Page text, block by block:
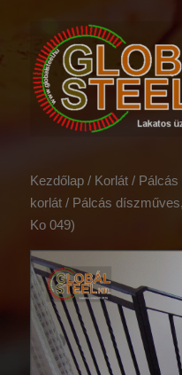
Kezdőlap / Korlát /
korlát / Pálcás
Ko 049)